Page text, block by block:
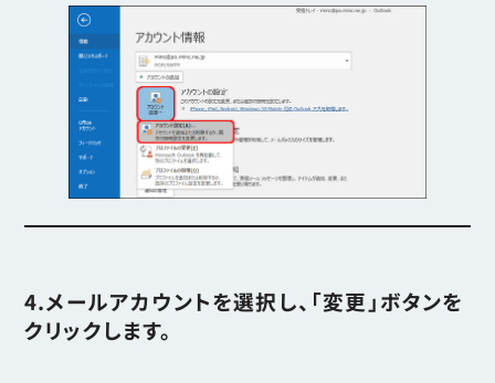
4.メールアカウントを選択し、「変更」ボタンを
クリックします。